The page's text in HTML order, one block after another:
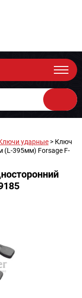
ударные > Ключ
(L-395мм) Forsage F-